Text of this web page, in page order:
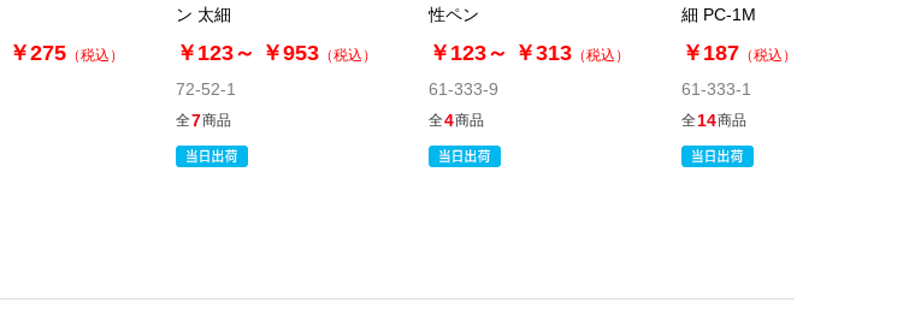
※日祝除く12時まで
(9). 黄緑
￥275 （税込）
ン 太細
￥123～ ￥953 （税込）
72-52-1
全7商品
性ペン
￥123～ ￥313 （税込）
61-333-9
全4商品
細 PC-1M
￥187 （税込）
61-333-1
全14商品